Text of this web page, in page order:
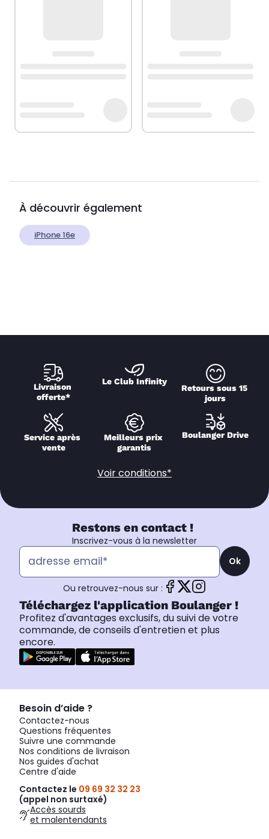
À découvrir également
iPhone 16e
Livraison
offerte*
Le Club Infinity
Retours sous 15
jours
Service après
vente
Meilleurs prix
garantis
Boulanger Drive
Voir conditions*
Restons en contact !
Inscrivez-vous à la newsletter
Ok
Ou retrouvez-nous sur :
Téléchargez l'application Boulanger !
Profitez d'avantages exclusifs, du suivi de votre
commande, de conseils d'entretien et plus
encore.
Besoin d’aide ?
Contactez-nous
Questions fréquentes
Suivre une commande
Nos conditions de livraison
Nos guides d'achat
Centre d'aide
Contactez le 09 69 32 32 23
(appel non surtaxé)
Accès sourds
et malentendants